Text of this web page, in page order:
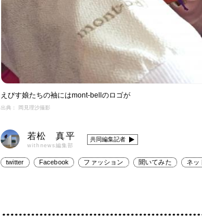
えびす娘たちの袖にはmont-bellのロゴが
出典： 岡見理沙撮影
若松 真平
withnews編集部
共同編集記者
twitter Facebook ファッション 聞いてみた ネッ